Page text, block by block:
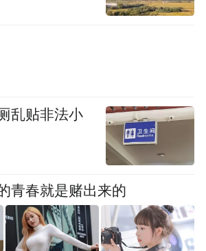
乱贴非法小
青春就是赌出来的